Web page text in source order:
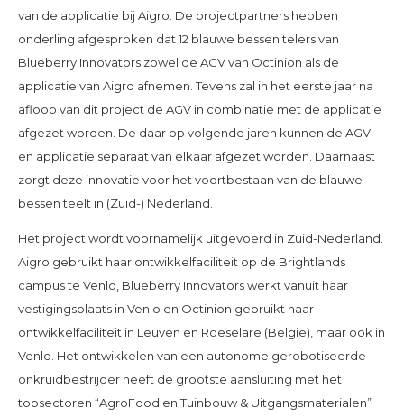
van de applicatie bij Aigro. De projectpartners hebben
onderling afgesproken dat 12 blauwe bessen telers van
Blueberry Innovators zowel de AGV van Octinion als de
applicatie van Aigro afnemen. Tevens zal in het eerste jaar na
afloop van dit project de AGV in combinatie met de applicatie
afgezet worden. De daar op volgende jaren kunnen de AGV
en applicatie separaat van elkaar afgezet worden. Daarnaast
zorgt deze innovatie voor het voortbestaan van de blauwe
bessen teelt in (Zuid-) Nederland.
Het project wordt voornamelijk uitgevoerd in Zuid-Nederland.
Aigro gebruikt haar ontwikkelfaciliteit op de Brightlands
campus te Venlo, Blueberry Innovators werkt vanuit haar
vestigingsplaats in Venlo en Octinion gebruikt haar
ontwikkelfaciliteit in Leuven en Roeselare (België), maar ook in
Venlo. Het ontwikkelen van een autonome gerobotiseerde
onkruidbestrijder heeft de grootste aansluiting met het
topsectoren “AgroFood en Tuinbouw & Uitgangsmaterialen”